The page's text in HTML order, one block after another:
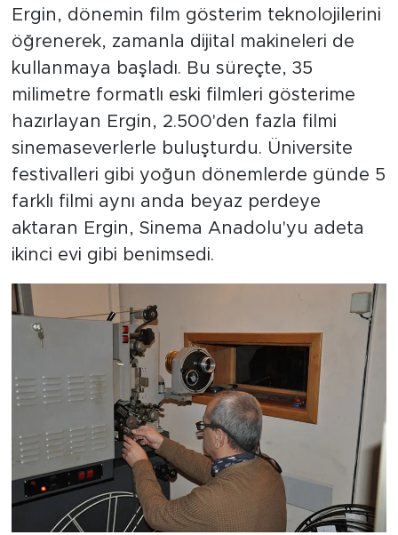
Ergin, dönemin film gösterim teknolojilerini
öğrenerek, zamanla dijital makineleri de
kullanmaya başladı. Bu süreçte, 35
milimetre formatlı eski filmleri gösterime
hazırlayan Ergin, 2.500'den fazla filmi
sinemaseverlerle buluşturdu. Üniversite
festivalleri gibi yoğun dönemlerde günde 5
farklı filmi aynı anda beyaz perdeye
aktaran Ergin, Sinema Anadolu'yu adeta
ikinci evi gibi benimsedi.